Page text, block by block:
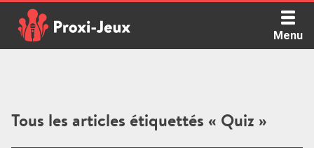
content
Menu
Tous les articles étiquettés « Quiz »